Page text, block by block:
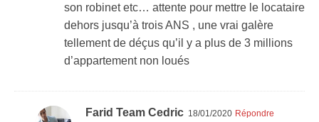
son robinet etc… attente pour mettre le locataire
dehors jusqu’à trois ANS , une vrai galère
tellement de déçus qu’il y a plus de 3 millions
d’appartement non loués
Farid Team Cedric 18/01/2020 Répondre